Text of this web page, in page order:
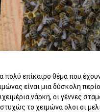
πολύ επίκαιρο θέμα που
είναι μια δύσκολη
νάρκη, οι γέννες
το χειμώνα ολοι οι